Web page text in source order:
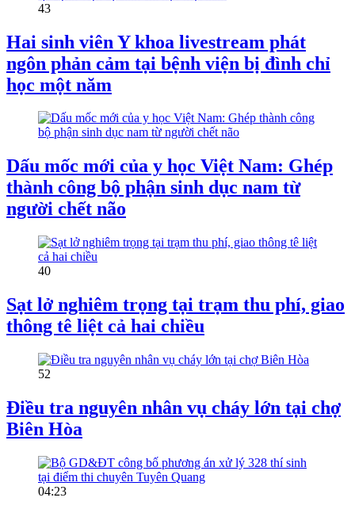
43
Hai sinh viên Y khoa livestream phát
ngôn phản cảm tại bệnh viện bị đình chỉ
học một năm
Dấu mốc mới của y học Việt Nam: Ghép
thành công bộ phận sinh dục nam từ
người chết não
40
Sạt lở nghiêm trọng tại trạm thu phí, giao
thông tê liệt cả hai chiều
52
Điều tra nguyên nhân vụ cháy lớn tại chợ
Biên Hòa
04:23